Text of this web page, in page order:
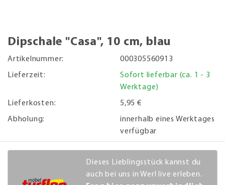
Dipschale "Casa", 10 cm, blau
Artikelnummer:
000305560913
Lieferzeit:
Sofort lieferbar (ca. 1 - 3
Werktage)
Lieferkosten:
5,95 €
Abholung:
innerhalb eines Werktages
verfügbar
Dieses Lieblingsstück kannst du
auch bei uns in Werl live erleben.